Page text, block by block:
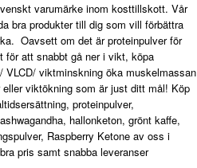
varumärke inom kosttillskott. Vår
bra produkter till dig som vill förbättra
Oavsett om det är proteinpulver för
för att snabbt gå ner i vikt, köpa
VLCD/ viktminskning öka muskelmassan
eller viktökning som är just ditt mål! Köp
proteinpulver,
hallonketon, grönt kaffe,
Raspberry Ketone av oss i
pris samt snabba leveranser